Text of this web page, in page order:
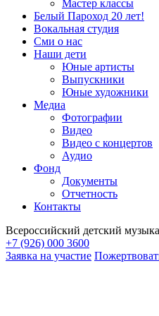
Мастер классы
Белый Пароход 20 лет!
Вокальная студия
Сми о нас
Наши дети
Юные артисты
Выпускники
Юные художники
Медиа
Фотографии
Видео
Видео с концертов
Аудио
Фонд
Документы
Отчетность
Контакты
Всероссийский детский
+7 (926) 000 3600
Заявка на участие